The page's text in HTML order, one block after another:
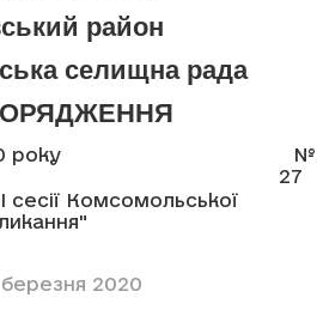
район
селищна рада
року
№
27
Комсомольської
2020